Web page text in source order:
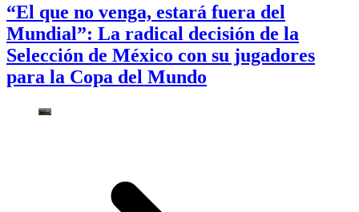
“El que no venga, estará fuera del
Mundial”: La radical decisión de la
Selección de México con su jugadores
para la Copa del Mundo